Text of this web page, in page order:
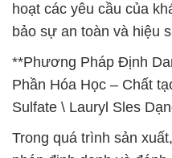
hoạt các yêu cầu của
bảo sự an toàn và hiệu
**Phương Pháp Định
Phần Hóa Học – Chất
Sulfate \ Lauryl Sles
Trong quá trình sản